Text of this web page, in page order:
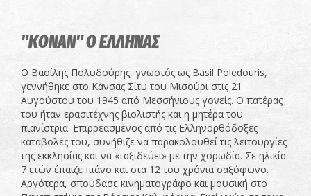
"ΚΟΝΑΝ" Ο ΕΛΛΗΝΑΣ
Ο Βασίλης Πολυδούρης, γνωστός ως Basil Poledouris,
γεννήθηκε στο Κάνσας Σίτυ του Μισούρι στις 21
Αυγούστου του 1945 από Μεσσήνιους γονείς. Ο πατέρας
του ήταν ερασιτέχνης βιολιστής και η μητέρα του
πιανίστρια. Επιρρεασμένος από τις Ελληνορθόδοξες
καταβολές του, συνήθιζε να παρακολουθεί τις λειτουργίες
της εκκλησίας και να «ταξιδεύει» με την χορωδία. Σε ηλικία
7 ετών έπαιζε πιάνο και στα 12 του χρόνια σαξόφωνο.
Αργότερα, σπούδασε κινηματογράφο και μουσική στο